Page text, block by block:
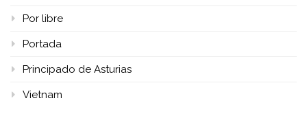
Por libre
Portada
Principado de Asturias
Vietnam